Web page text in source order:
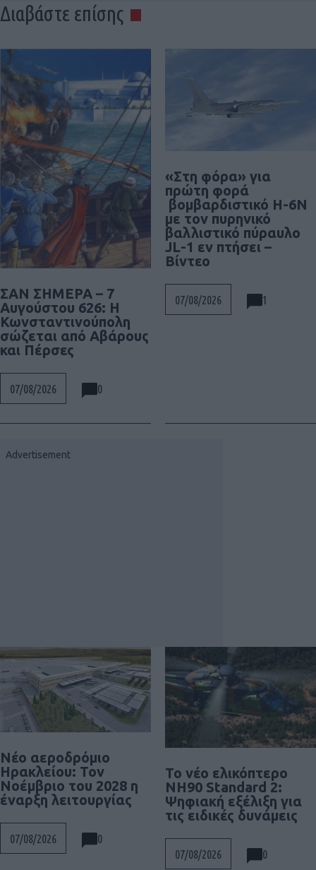
Διαβάστε επίσης
ΣΑΝ ΣΗΜΕΡΑ – 7
Αυγούστου 626: Η
Κωνσταντινούπολη
σώζεται από Αβάρους
και Πέρσες
07/08/2026 0
«Στη φόρα» για
πρώτη φορά
βομβαρδιστικό H-6N
με τον πυρηνικό
βαλλιστικό πύραυλο
JL-1 εν πτήσει –
Βίντεο
07/08/2026 1
Νέο αεροδρόμιο
Ηρακλείου: Τον
Νοέμβριο του 2028 η
έναρξη λειτουργίας
07/08/2026 0
To νέο ελικόπτερο
NH90 Standard 2:
Ψηφιακή εξέλιξη για
τις ειδικές δυνάμεις
07/08/2026 0